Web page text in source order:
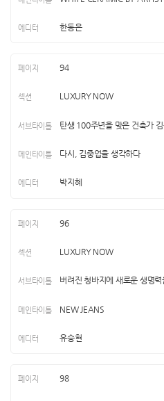
한동은
94
LUXURY NOW
탄생 100주년을 맞은 건축가
다시, 김중업을 생각하다
박지혜
96
LUXURY NOW
버려진 청바지에 새로운 생명
NEW JEANS
유승현
98